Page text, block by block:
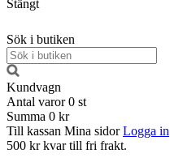
Stängt
Sök i butiken
Kundvagn
Antal varor 0 st
Summa 0 kr
Till kassan Mina sidor Logga in
500 kr kvar till fri frakt.